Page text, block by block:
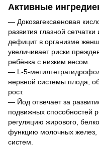
Активные
— Докозагексаеновая
развития глазной
дефицит в организме
увеличивает риски
ребёнка с низким весом.
— L-5-
нервной системы плода,
рост.
— Йод отвечает за
подвижных способностей
регуляцию жирового,
функцию молочных желез,
систем.